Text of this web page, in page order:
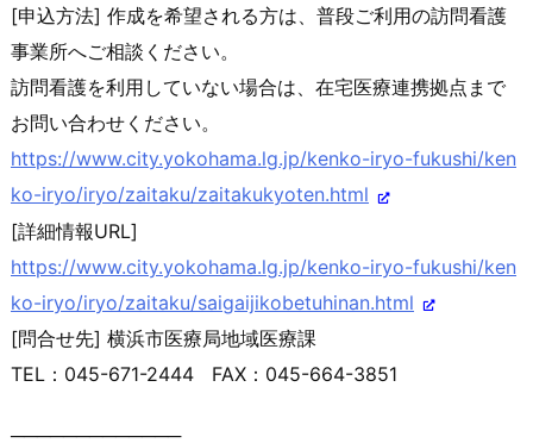
[申込方法] 作成を希望される方は、普段ご利用の訪問看護
事業所へご相談ください。
訪問看護を利用していない場合は、在宅医療連携拠点まで
お問い合わせください。
https://www.city.yokohama.lg.jp/kenko-iryo-fukushi/ken
ko-iryo/iryo/zaitaku/zaitakukyoten.html
[詳細情報URL]
https://www.city.yokohama.lg.jp/kenko-iryo-fukushi/ken
ko-iryo/iryo/zaitaku/saigaijikobetuhinan.html
[問合せ先] 横浜市医療局地域医療課
TEL：045-671-2444 FAX：045-664-3851
─────────────